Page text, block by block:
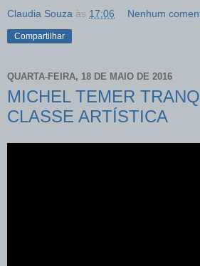
Claudia Souza às 17:06 Nenhum
Compartilhar
QUARTA-FEIRA, 18 DE MAIO DE 2016
MICHEL TEMER
CLASSE ARTÍSTICA